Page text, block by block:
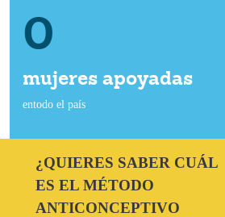
0
mujeres apoyadas
entodo el país
¿QUIERES SABER CUÁL
ES EL MÉTODO
ANTICONCEPTIVO